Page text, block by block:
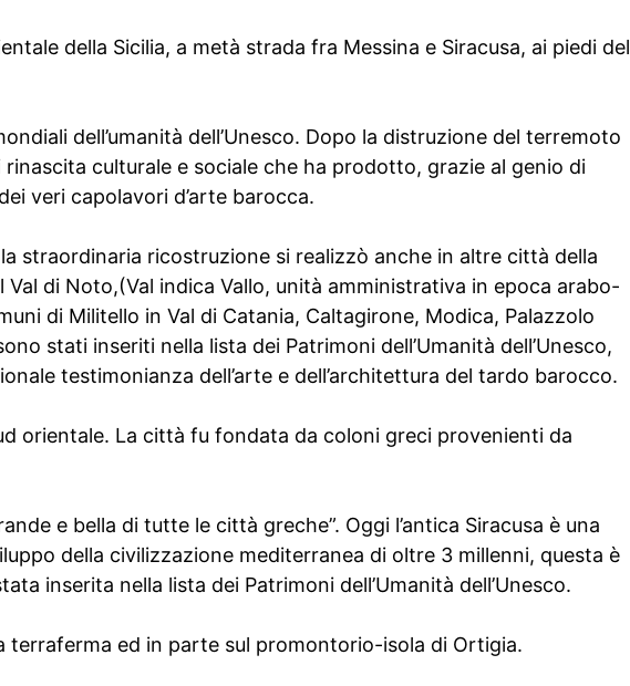
della Sicilia, a metà strada fra Messina e Siracusa, ai piedi del
dell’umanità dell’Unesco. Dopo la distruzione del terremoto
culturale e sociale che ha prodotto, grazie al genio di
veri capolavori d’arte barocca.
straordinaria ricostruzione si realizzò anche in altre città della
di Noto,(Val indica Vallo, unità amministrativa in epoca arabo-
di Militello in Val di Catania, Caltagirone, Modica, Palazzolo
stati inseriti nella lista dei Patrimoni dell’Umanità dell’Unesco,
testimonianza dell’arte e dell’architettura del tardo barocco.
orientale. La città fu fondata da coloni greci provenienti da
e bella di tutte le città greche”. Oggi l’antica Siracusa è una
della civilizzazione mediterranea di oltre 3 millenni, questa è
inserita nella lista dei Patrimoni dell’Umanità dell’Unesco.
terraferma ed in parte sul promontorio-isola di Ortigia.